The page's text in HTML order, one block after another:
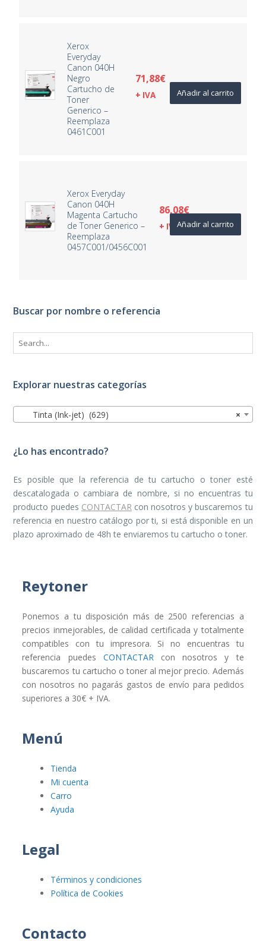
Xerox
Everyday
Canon 040H
Negro
Cartucho de
Toner
Generico –
Reemplaza
0461C001
71,88€
+ IVA Añadir al carrito
Xerox Everyday
Canon 040H
Magenta Cartucho
de Toner Generico –
Reemplaza
0457C001/0456C001
86,08€
+ IVAAñadir al carrito
Buscar por nombre o referencia
Explorar nuestras categorías
×
Tinta (Ink-jet) (629)
¿Lo has encontrado?
Es posible que la referencia de tu cartucho o toner esté
descatalogada o cambiara de nombre, si no encuentras tu
producto puedes CONTACTARcon nosotros y buscaremos tu
referencia en nuestro catálogo por ti, si está disponible en un
plazo aproximado de 48h te enviaremos tu cartucho o toner.
Reytoner
Ponemos a tu disposición más de 2500 referencias a
precios inmejorables, de calidad certificada y totalmente
compatibles con tu impresora. Si no encuentras tu
referencia puedes CONTACTARcon nosotros y te
buscaremos tu cartucho o toner al mejor precio. Además
con nosotros no pagarás gastos de envío para pedidos
superiores a 30€ + IVA.
Menú
Tienda
Mi cuenta
Carro
Ayuda
Legal
Términos y condiciones
Política de Cookies
Contacto